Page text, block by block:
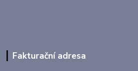
Fakturační adresa